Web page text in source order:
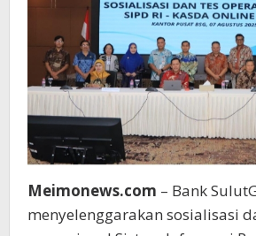
Strategis
Optimalkan
SIPD
RI
Meimonews.com – Bank
menyelenggarakan sosialisasi